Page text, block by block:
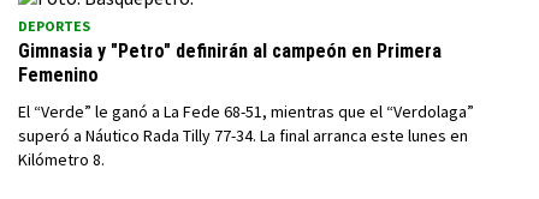
DEPORTES
Gimnasia y "Petro" definirán al campeón en Primera
Femenino
El “Verde” le ganó a La Fede 68-51, mientras que el “Verdolaga”
superó a Náutico Rada Tilly 77-34. La final arranca este lunes en
Kilómetro 8.